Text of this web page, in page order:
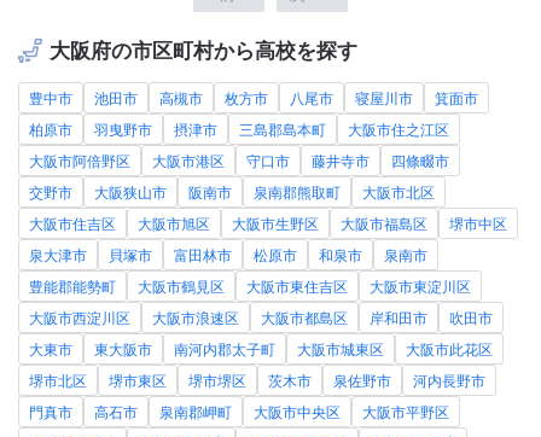
大阪府の市区町村から高校を探す
豊中市 池田市 高槻市 枚方市 八尾市 寝屋川市
箕面市
柏原市
羽曳野市 摂津市 三島郡島本町
大阪市住之江区
大阪市阿倍野区
大阪市港区 守口市 藤井寺市
四條畷市
交野市
大阪狭山市 阪南市 泉南郡熊取町
大阪市北区
大阪市住吉区
大阪市旭区 大阪市生野区 大阪市福島区
堺市中区
泉大津市
貝塚市 富田林市 松原市 和泉市
泉南市
豊能郡能勢町
大阪市鶴見区 大阪市東住吉区
大阪市東淀川区
大阪市西淀川区
大阪市浪速区 大阪市都島区 岸和田市
吹田市
大東市
東大阪市 南河内郡太子町 大阪市城東区
大阪市此花区
堺市北区
堺市東区 堺市堺区 茨木市 泉佐野市
河内長野市
門真市
高石市 泉南郡岬町 大阪市中央区
大阪市平野区